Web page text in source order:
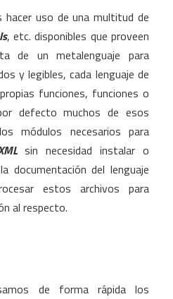
hacer uso de una multitud de
, etc. disponibles que proveen
de un metalenguaje para
y legibles, cada lenguaje de
funciones, funciones o
defecto muchos de esos
módulos necesarios para
sin necesidad instalar o
documentación del lenguaje
estos archivos para
al respecto.
de forma rápida los